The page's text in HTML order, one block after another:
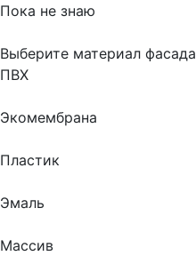
Пока не знаю
Выберите материал фасада
ПВХ
Экомембрана
Пластик
Эмаль
Массив